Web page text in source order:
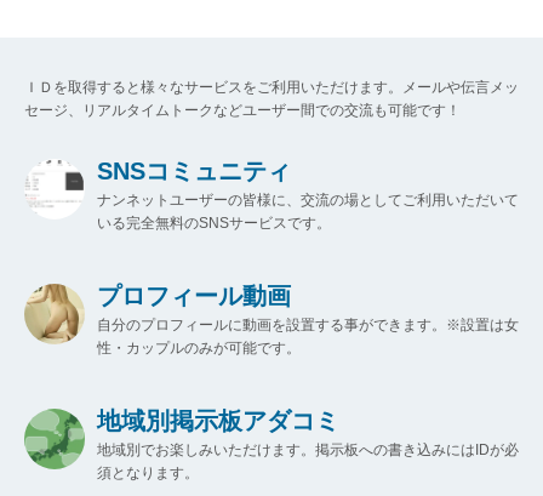
ＩＤを取得すると様々なサービスをご利用いただけます。メールや伝言メッ
セージ、リアルタイムトークなどユーザー間での交流も可能です！
SNSコミュニティ
ナンネットユーザーの皆様に、交流の場としてご利用いただいて
いる完全無料のSNSサービスです。
プロフィール動画
自分のプロフィールに動画を設置する事ができます。※設置は女
性・カップルのみが可能です。
地域別掲示板アダコミ
地域別でお楽しみいただけます。掲示板への書き込みにはIDが必
須となります。